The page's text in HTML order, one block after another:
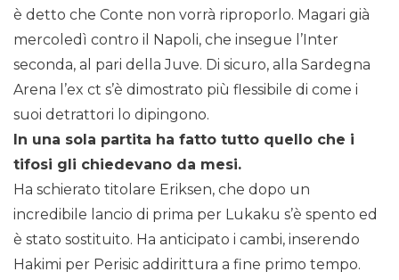
è detto che Conte non vorrà riproporlo. Magari già
mercoledì contro il Napoli, che insegue l’Inter
seconda, al pari della Juve. Di sicuro, alla Sardegna
Arena l’ex ct s’è dimostrato più flessibile di come i
suoi detrattori lo dipingono.
In una sola partita ha fatto tutto quello che i
tifosi gli chiedevano da mesi.
Ha schierato titolare Eriksen, che dopo un
incredibile lancio di prima per Lukaku s’è spento ed
è stato sostituito. Ha anticipato i cambi, inserendo
Hakimi per Perisic addirittura a fine primo tempo.